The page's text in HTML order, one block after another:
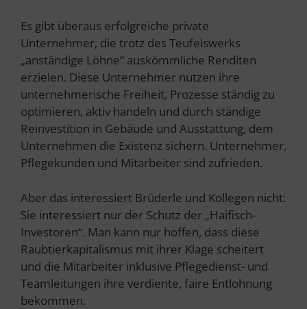
Es gibt überaus erfolgreiche private
Unternehmer, die trotz des Teufelswerks
„anständige Löhne“ auskömmliche Renditen
erzielen. Diese Unternehmer nutzen ihre
unternehmerische Freiheit, Prozesse ständig zu
optimieren, aktiv handeln und durch ständige
Reinvestition in Gebäude und Ausstattung, dem
Unternehmen die Existenz sichern. Unternehmer,
Pflegekunden und Mitarbeiter sind zufrieden.
Aber das interessiert Brüderle und Kollegen nicht:
Sie interessiert nur der Schutz der „Haifisch-
Investoren“. Man kann nur hoffen, dass diese
Raubtierkapitalismus mit ihrer Klage scheitert
und die Mitarbeiter inklusive Pflegedienst- und
Teamleitungen ihre verdiente, faire Entlohnung
bekommen.